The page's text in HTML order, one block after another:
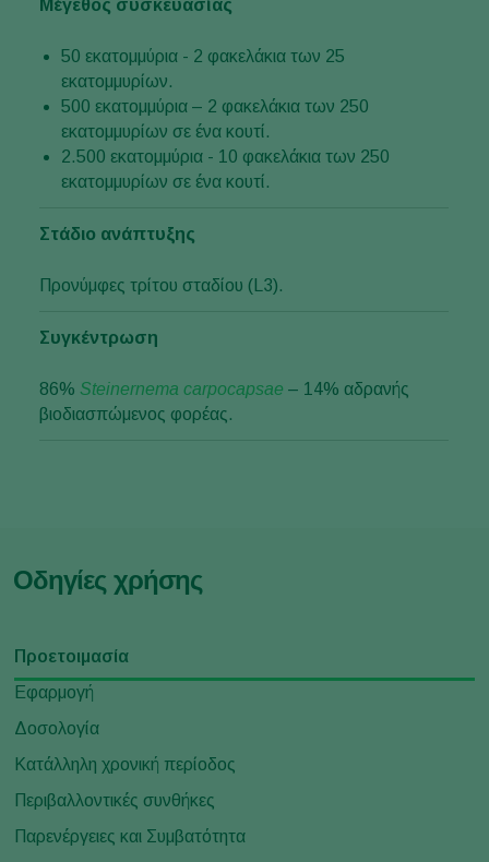
Μέγεθος συσκευασίας
50 εκατομμύρια - 2 φακελάκια των 25
εκατομμυρίων.
500 εκατομμύρια – 2 φακελάκια των 250
εκατομμυρίων σε ένα κουτί.
2.500 εκατομμύρια - 10 φακελάκια των 250
εκατομμυρίων σε ένα κουτί.
Στάδιο ανάπτυξης
Προνύμφες τρίτου σταδίου (L3).
Συγκέντρωση
86% Steinernema carpocapsae – 14% αδρανής
βιοδιασπώμενος φορέας.
Οδηγίες χρήσης
Προετοιμασία
Εφαρμογή
Δοσολογία
Κατάλληλη χρονική περίοδος
Περιβαλλοντικές συνθήκες
Παρενέργειες και Συμβατότητα